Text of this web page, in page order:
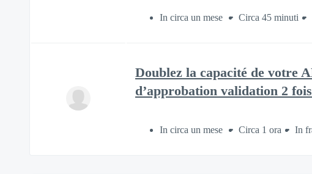
In circa un mese Circa 45 minuti
Doublez la capacité de votre
d’approbation validation 2
In circa un mese Circa 1 ora In